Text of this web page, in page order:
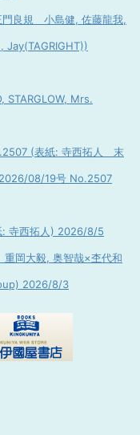
門良規 小島健, 佐藤龍我,
Jay(TAGRIGHT))
STARGLOW, Mrs.
(表紙: 寺西拓人 末
08/19号 No.2507
寺西拓人) 2026/8/5
岡大毅, 奥智哉×杢代和
2026/8/3